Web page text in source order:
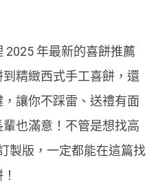
2025 年最新的喜餅推薦
精緻西式手工喜餅，還
讓你不踩雷、送禮有面
也滿意！不管是想找高
製版，一定都能在這篇找